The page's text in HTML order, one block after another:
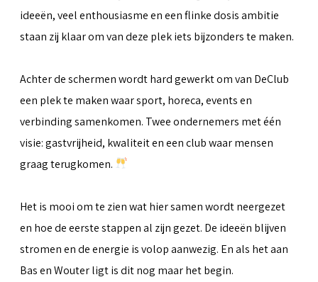
ideeën, veel enthousiasme en een flinke dosis ambitie
staan zij klaar om van deze plek iets bijzonders te maken.
Achter de schermen wordt hard gewerkt om van DeClub
een plek te maken waar sport, horeca, events en
verbinding samenkomen. Twee ondernemers met één
visie: gastvrijheid, kwaliteit en een club waar mensen
graag terugkomen.
Het is mooi om te zien wat hier samen wordt neergezet
en hoe de eerste stappen al zijn gezet. De ideeën blijven
stromen en de energie is volop aanwezig. En als het aan
Bas en Wouter ligt is dit nog maar het begin.